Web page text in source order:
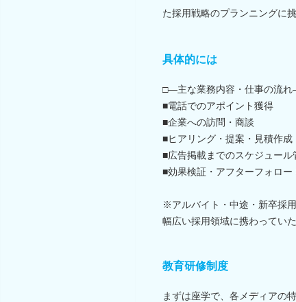
た採用戦略のプランニングに
具体的には
□―主な業務内容・仕事の流
■電話でのアポイント獲得
■企業への訪問・商談
■ヒアリング・提案・見積作成
■広告掲載までのスケジュール
■効果検証・アフターフォロー
※アルバイト・中途・新卒採用
幅広い採用領域に携わっていた
教育研修制度
まずは座学で、各メディアの